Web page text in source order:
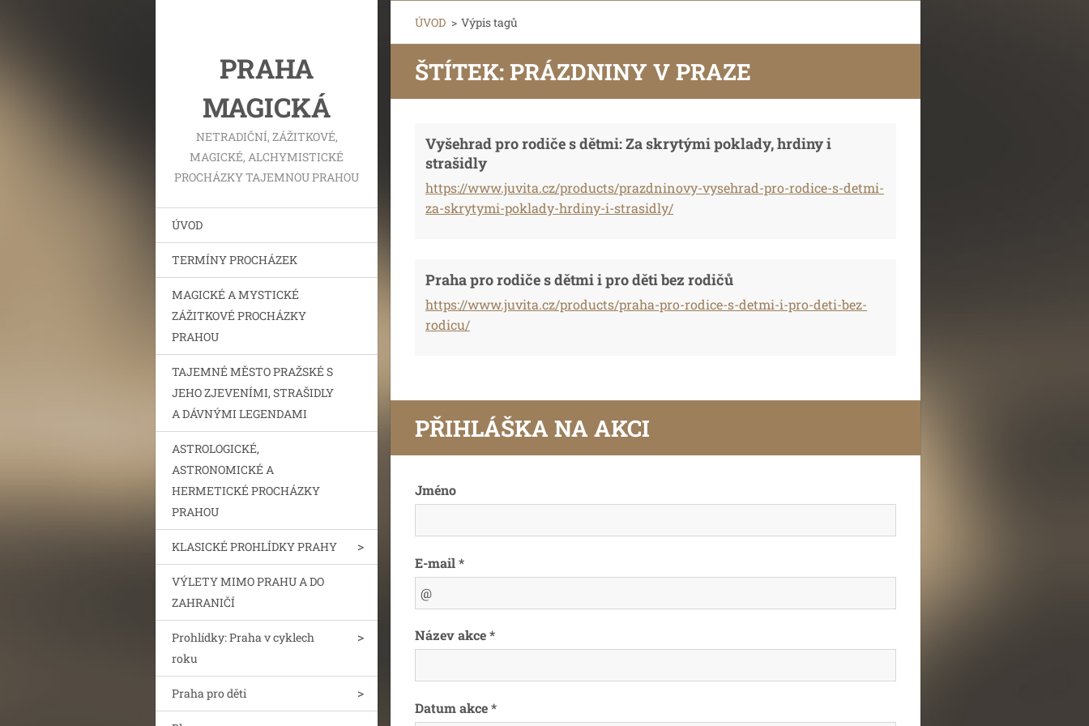
PRAHA
MAGICKÁ
NETRADIČNÍ, ZÁŽITKOVÉ,
MAGICKÉ, ALCHYMISTICKÉ
PROCHÁZKY TAJEMNOU PRAHOU
ÚVOD
TERMÍNY PROCHÁZEK
MAGICKÉ A MYSTICKÉ
ZÁŽITKOVÉ PROCHÁZKY
PRAHOU
TAJEMNÉ MĚSTO PRAŽSKÉ S
JEHO ZJEVENÍMI, STRAŠIDLY
A DÁVNÝMI LEGENDAMI
ASTROLOGICKÉ,
ASTRONOMICKÉ A
HERMETICKÉ PROCHÁZKY
PRAHOU
KLASICKÉ PROHLÍDKY PRAHY
VÝLETY MIMO PRAHU A DO
ZAHRANIČÍ
Prohlídky: Praha v cyklech
roku
Praha pro děti
ÚVOD > Výpis tagů
ŠTÍTEK: PRÁZDNINY V PRAZE
Vyšehrad pro rodiče s dětmi: Za skrytými poklady, hrdiny i
strašidly
https://www.juvita.cz/products/prazdninovy-vysehrad-pro-rodice-s-detmi-
za-skrytymi-poklady-hrdiny-i-strasidly/
Praha pro rodiče s dětmi i pro děti bez rodičů
https://www.juvita.cz/products/praha-pro-rodice-s-detmi-i-pro-deti-bez-
rodicu/
PŘIHLÁŠKA NA AKCI
Jméno
E-mail *
Název akce *
Datum akce *